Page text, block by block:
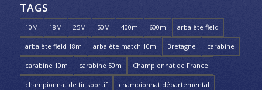
TAGS
10M 18M 25M 50M 400m 600m arbalète field
arbalète field 18m arbalète match 10m Bretagne carabine
carabine 10m carabine 50m Championnat de France
championnat de tir sportif championnat départemental